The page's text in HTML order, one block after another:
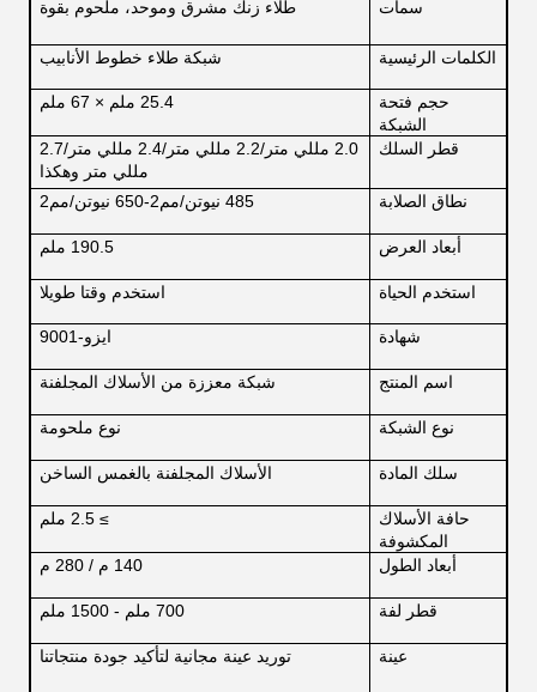
سمات طلاء زنك مشرق وموحد، ملحوم بقوة
الكلمات الرئيسية شبكة طلاء خطوط الأنابيب
حجم فتحة
الشبكة
25.4 ملم × 67 ملم
قطر السلك
2.0 مللي متر/2.2 مللي متر/2.4 مللي متر/2.7
مللي متر وهكذا
نطاق الصلابة
485 نيوتن/مم2-650 نيوتن/مم2
أبعاد العرض 190.5 ملم
استخدم الحياة استخدم وقتا طويلا
شهادة ايزو-9001
اسم المنتج شبكة معززة من الأسلاك المجلفنة
نوع الشبكة نوع ملحومة
سلك المادة الأسلاك المجلفنة بالغمس الساخن
حافة الأسلاك
المكشوفة
≥ 2.5 ملم
أبعاد الطول 140 م / 280 م
قطر لفة 700 ملم - 1500 ملم
عينة توريد عينة مجانية لتأكيد جودة منتجاتنا